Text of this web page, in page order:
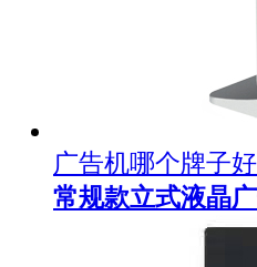
广告机哪个牌子
常规款立式液晶